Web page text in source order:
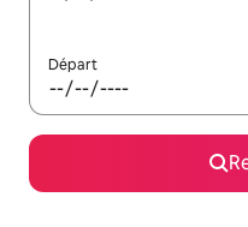
Départ